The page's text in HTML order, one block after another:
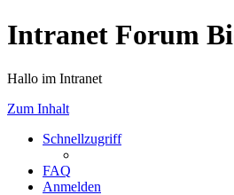
Intranet Forum
Hallo im Intranet
Zum Inhalt
Schnellzugriff
FAQ
Anmelden